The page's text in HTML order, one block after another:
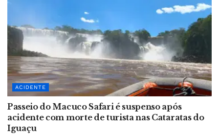
ACIDENTE
Passeio do Macuco Safari é suspenso após
acidente com morte de turista nas Cataratas do
Iguaçu